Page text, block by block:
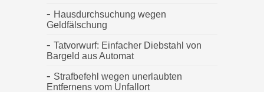
Hausdurchsuchung wegen
Geldfälschung
Tatvorwurf: Einfacher Diebstahl von
Bargeld aus Automat
Strafbefehl wegen unerlaubten
Entfernens vom Unfallort